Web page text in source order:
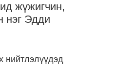
жүжигчин,
нэг Эдди
нийтлэлүүдэд